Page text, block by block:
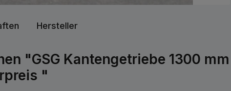
Hersteller
"GSG Kantengetriebe 1300
"